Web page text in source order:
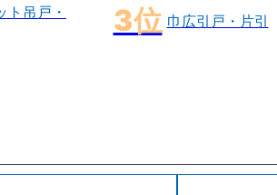
ト吊戸・
巾広引戸・片引